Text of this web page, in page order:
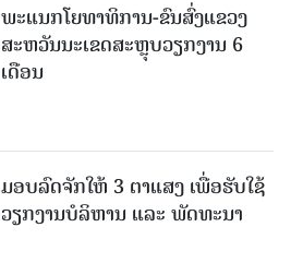
ພະແນກໂຍທາທິການ-ຂົນສົ່ງແຂວງ
ສະຫວັນນະເຂດສະຫຼຸບວຽກງານ 6
ເດືອນ
ມອບລົດຈັກໃຫ້ 3 ຕາແສງ ເພື່ອຮັບໃຊ້
ວຽກງານບໍລິຫານ ແລະ ພັດທະນາ